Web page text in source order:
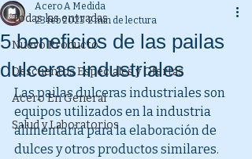
Todas las entradas
Nuevo Producto
Descuentos Especiales y Ofertas
Acero En General
Salud y Laboratorios
5 beneficios de las pailas
dulceras industriales
Acero A Medida
23 feb 2023 2 min de lectura
Las pailas dulceras industriales son
equipos utilizados en la industria
alimentaria para la elaboración de
dulces y otros productos similares.